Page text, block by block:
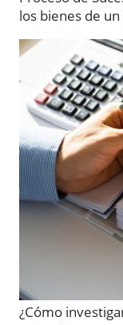
los bienes de
¿Cómo